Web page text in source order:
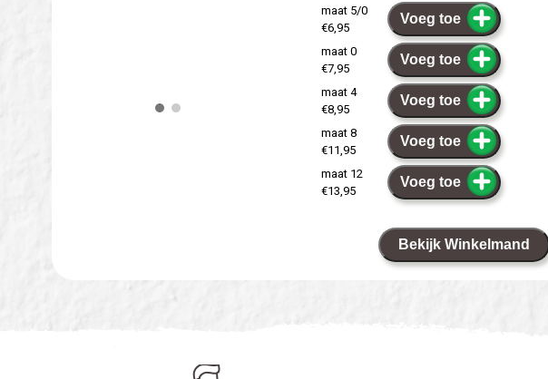
maat 5/0
€6,95
Voeg toe
maat 0
€7,95
Voeg toe
maat 4
€8,95
Voeg toe
maat 8
€11,95
Voeg toe
maat 12
€13,95
Voeg toe
Bekijk Winkelmand